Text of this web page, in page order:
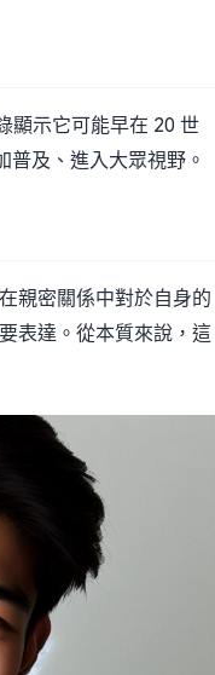
顯示它可能早在 20 世
及、進入大眾視野。
親密關係中對於自身的
表達。從本質來說，這